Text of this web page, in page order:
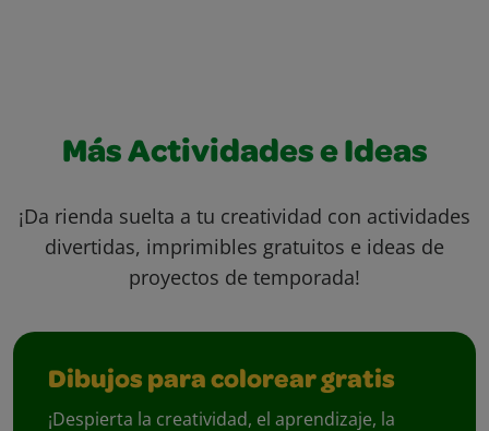
Más Actividades e Ideas
¡Da rienda suelta a tu creatividad con actividades
divertidas, imprimibles gratuitos e ideas de
proyectos de temporada!
Dibujos para colorear gratis
¡Despierta la creatividad, el aprendizaje, la